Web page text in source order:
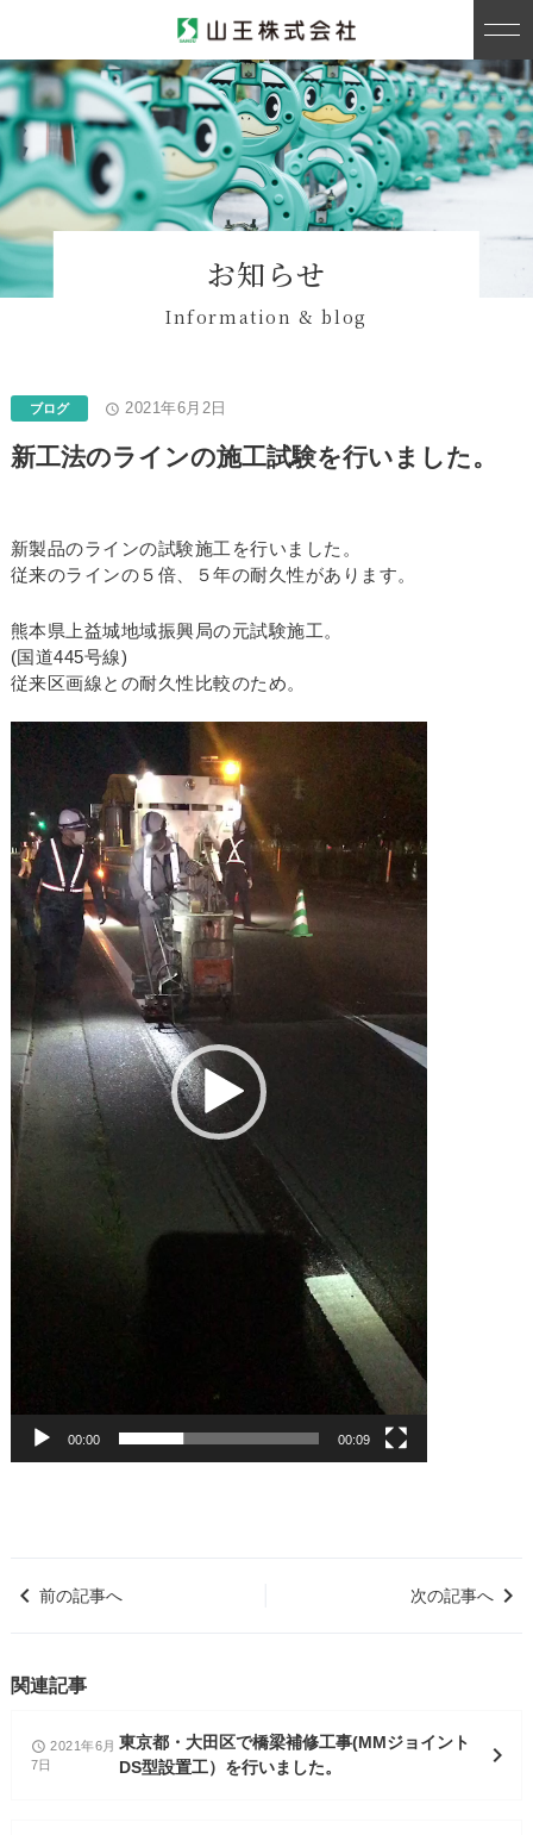
お知らせ
Information & blog
ブログ access_time 2021年6月2日
新工法のラインの施工試験を行いました。
新製品のラインの試験施工を行いました。
従来のラインの５倍、５年の耐久性があります。
熊本県上益城地域振興局の元試験施工。
(国道445号線)
従来区画線との耐久性比較のため。
動
レ
ー
ヤ
ー
00:00 00:09
keyboard_arrow_left 前の記事へ 次の記事へ keyboard_arrow_right
関連記事
access_time 2021年6月
7日
東京都・大田区で橋梁補修工事(MMジョイント
DS型設置工）を行いました。
chevron_right